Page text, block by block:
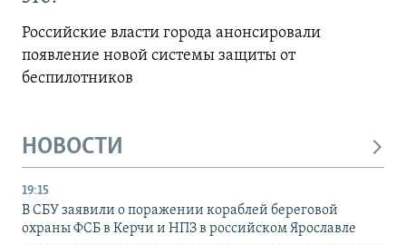
Российские власти города анонсировали
появление новой системы защиты от
беспилотников
НОВОСТИ
19:15
В СБУ заявили о поражении кораблей береговой
охраны ФСБ в Керчи и НПЗ в российском Ярославле